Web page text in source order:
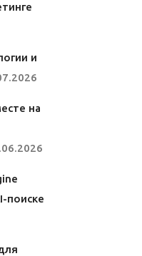
и
на
поиске